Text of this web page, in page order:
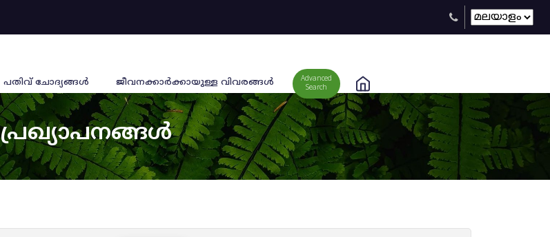
പതിവ് ചോദ്യങ്ങൾ ജീവനക്കാര്‍ക്കായുള്ള വിവരങ്ങള്‍
Advanced
Search
പ്രഖ്യാപനങ്ങൾ